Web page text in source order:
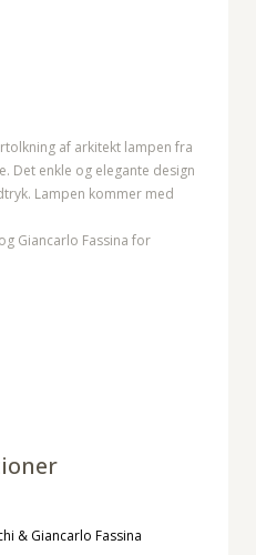
af arkitekt lampen fra
Det enkle og elegante design
Lampen kommer med
Giancarlo Fassina for
& Giancarlo Fassina